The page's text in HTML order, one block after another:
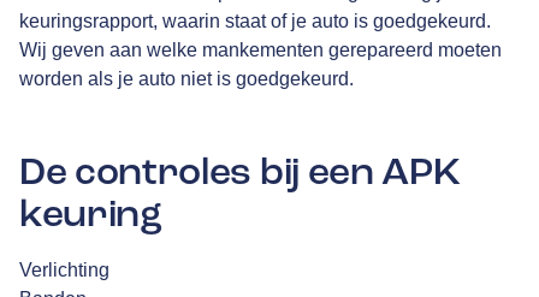
keuringsrapport, waarin staat of je auto is goedgekeurd.
Wij geven aan welke mankementen gerepareerd moeten
worden als je auto niet is goedgekeurd.
De controles bij een APK
keuring
Verlichting